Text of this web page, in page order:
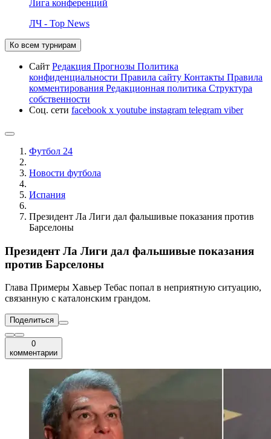
Лига конференций
ЛЧ - Top News
Ко всем турнирам
Сайт Редакция Прогнозы Политика
конфиденциальности Правила сайту Контакты Правила
комментирования Редакционная политика Структура
собственности
Соц. сети facebook x youtube instagram telegram viber
Футбол 24
Новости футбола
Испания
Президент Ла Лиги дал фальшивые показания против
Барселоны
Президент Ла Лиги дал фальшивые показания
против Барселоны
Глава Примеры Хавьер Тебас попал в неприятную ситуацию,
связанную с каталонским грандом.
Поделиться
0
комментарии